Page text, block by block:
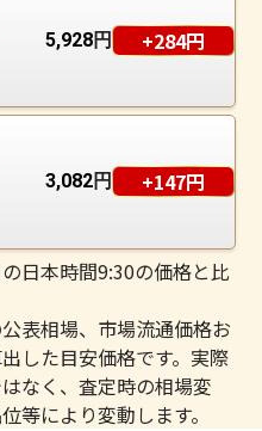
5,928円 +284円
3,082円 +147円
日本時間9:30の価格と比
表相場、市場流通価格お
した目安価格です。実際
なく、査定時の相場変
等により変動します。